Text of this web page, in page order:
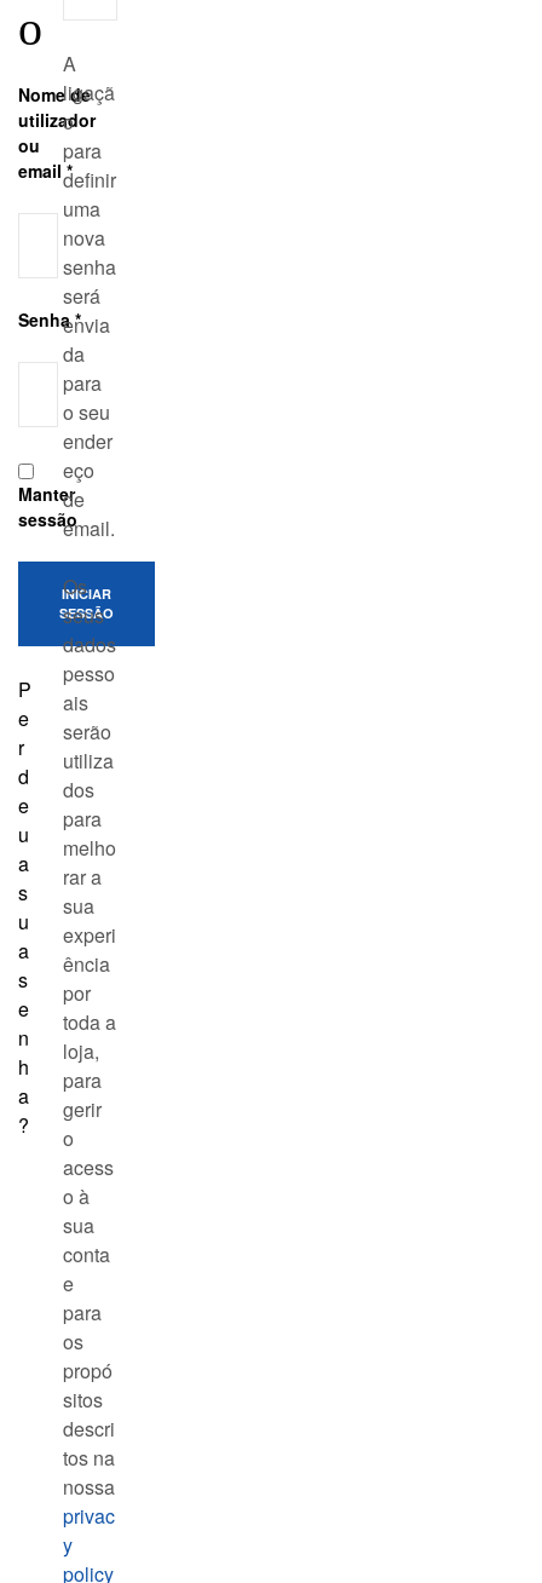
o
Nome de
utilizador
ou
email*
Senha*
Manter
sessão
INICIAR
SESSÃO
P
e
r
d
e
u
a
s
u
a
s
e
n
h
a
?
A
ligaçã
o
para
definir
uma
nova
senha
será
envia
da
para
o seu
ender
eço
de
email.
Os
seus
dados
pesso
ais
serão
utiliza
dos
para
melho
rar a
sua
experi
ência
por
toda a
loja,
para
gerir
o
acess
o à
sua
conta
e
para
os
propó
sitos
descri
tos na
nossa
privac
y
policy